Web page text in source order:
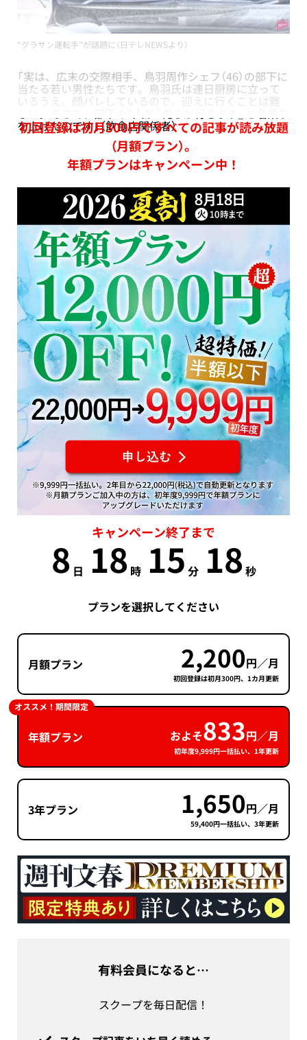
“グラサン運転手”が話題に（日テレNEWSより）
「実は、広末の交際相手、鳥羽周作シェフ（46）の部下に
当たる若い男性たちです。鳥羽氏は連日厨房に立って
いるうえ、顔バレしているので、迎えに行くことは難
を上げたのです」（飲食店関係者）
初回登録は初月300円ですべての記事が読み放題
（月額プラン）。
年額プランはキャンペーン中！
キャンペーン終了まで
8 日 18 時 15 分 17 秒
プランを選択してください
月額プラン 2,200円／月
初回登録は初月300円、1カ月更新
年額プラン およそ833円／月
初年度9,999円一括払い、1年更新
オススメ！期間限定
3年プラン 1,650円／月
59,400円一括払い、3年更新
有料会員になると…
スクープを毎日配信！